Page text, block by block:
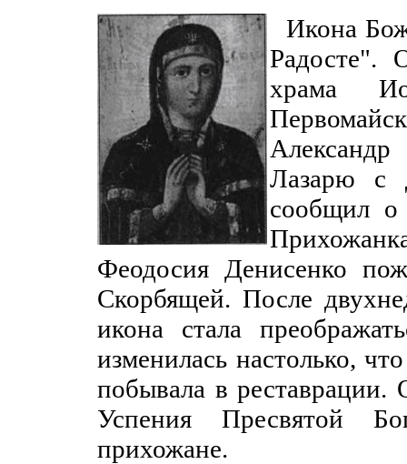
Икона
Радосте".
храма
Лазарю с
сообщил о
Феодосия Денисенко
Скорбящей. После
икона стала
изменилась настолько,
побывала в
Успения Пресвятой
прихожане.